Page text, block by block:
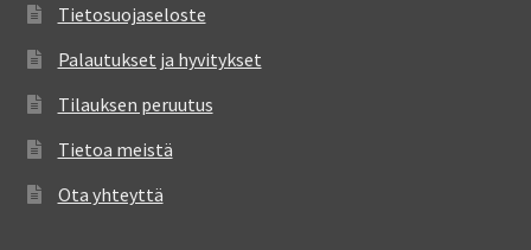
Tietosuojaseloste
Palautukset ja hyvitykset
Tilauksen peruutus
Tietoa meistä
Ota yhteyttä